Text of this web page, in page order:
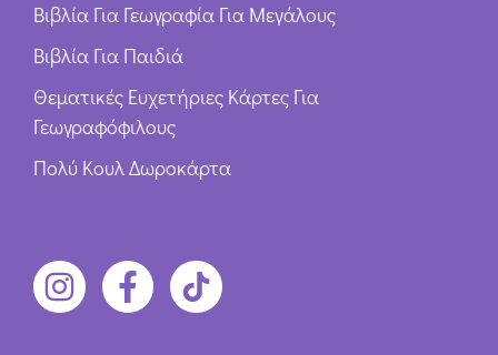
Βιβλία Για Γεωγραφία Για Μεγάλους
Βιβλία Για Παιδιά
Θεματικές Ευχετήριες Κάρτες Για
Γεωγραφόφιλους
Πολύ Κουλ Δωροκάρτα